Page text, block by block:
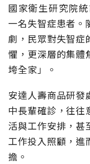
國家衛生研究院
一名失智症患者。
劇，民眾對失智症
懼，更深層的集體
垮全家」。
安達人壽商品研發
中長輩確診，往往
活與工作安排，甚
工作投入照顧，進
擔。